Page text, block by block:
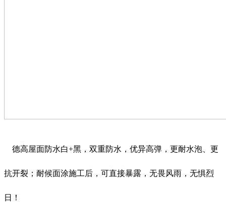
德高屋面防水白+黑，双重防水，优异高弹，更耐水泡、更
抗开裂；耐候面涂施工后，可直接暴露，无畏风雨，无惧烈
日！